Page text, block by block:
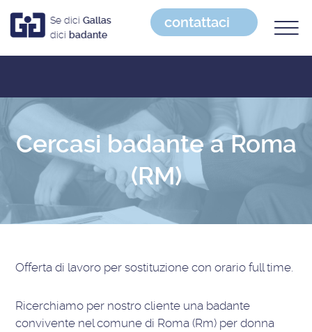
Se dici Gallas
dici badante
contattaci
Cercasi badante a Roma
(RM)
Offerta di lavoro per sostituzione con orario full time
Ricerchiamo per nostro cliente una badante
convivente nel comune di Roma (Rm) per donna